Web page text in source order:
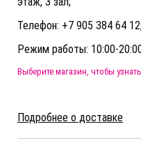
Телефон: +7 905 384 64
Режим работы: 10:00-
Выберите магазин, чтобы
Подробнее о доставке